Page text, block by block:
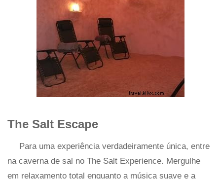
The Salt Escape
Para uma experiência verdadeiramente única, entre
na caverna de sal no The Salt Experience. Mergulhe
em relaxamento total enquanto a música suave e a